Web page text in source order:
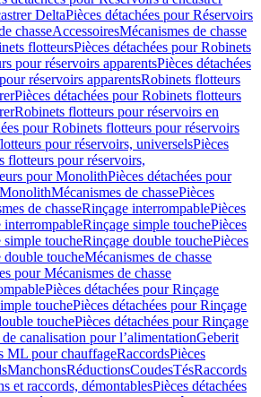
DeltaPièces détachées pour Réservoirs
chasseAccessoiresMécanismes de chasse
flotteursPièces détachées pour Robinets
pour réservoirs apparentsPièces détachées
réservoirs apparentsRobinets flotteurs
Pièces détachées pour Robinets flotteurs
Robinets flotteurs pour réservoirs en
pour Robinets flotteurs pour réservoirs
pour réservoirs, universelsPièces
flotteurs pour réservoirs,
pour MonolithPièces détachées pour
Mécanismes de chassePièces
de chasseRinçage interrompablePièces
interrompableRinçage simple touchePièces
simple toucheRinçage double touchePièces
double toucheMécanismes de chasse
pour Mécanismes de chasse
Pièces détachées pour Rinçage
touchePièces détachées pour Rinçage
touchePièces détachées pour Rinçage
de canalisation pour l’alimentationGeberit
ML pour chauffageRaccordsPièces
ManchonsRéductionsCoudesTésRaccords
et raccords, démontablesPièces détachées